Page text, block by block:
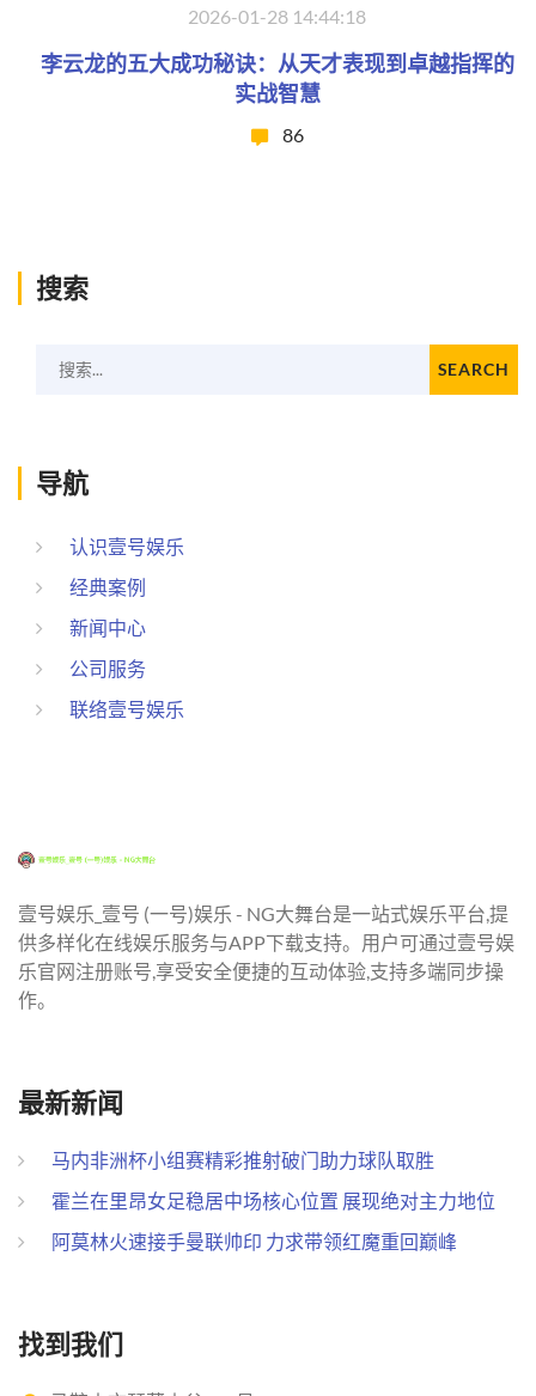
2026-01-28 14:44:18
李云龙的五大成功秘诀：从天才表现到卓越指挥的
实战智慧
86
搜索
搜索... SEARCH
导航
认识壹号娱乐
经典案例
新闻中心
公司服务
联络壹号娱乐
壹号娱乐_壹号 (一号)娱乐 - NG大舞台是一站式娱乐平台,提
供多样化在线娱乐服务与APP下载支持。用户可通过壹号娱
乐官网注册账号,享受安全便捷的互动体验,支持多端同步操
作。
最新新闻
马内非洲杯小组赛精彩推射破门助力球队取胜
霍兰在里昂女足稳居中场核心位置 展现绝对主力地位
阿莫林火速接手曼联帅印 力求带领红魔重回巅峰
找到我们